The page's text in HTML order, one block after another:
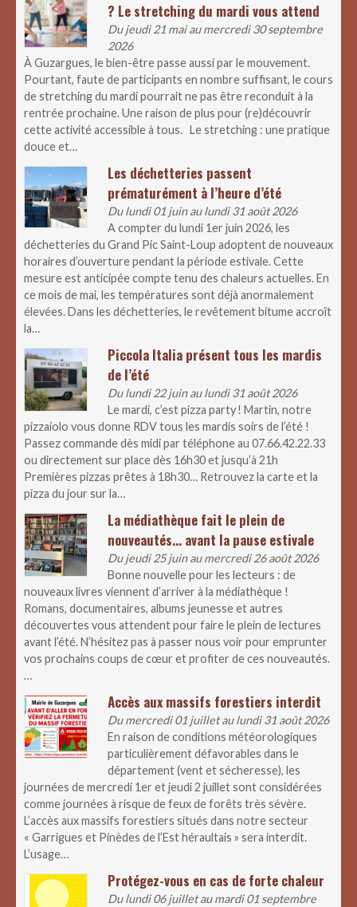
? Le stretching du mardi vous attend
Du jeudi 21 mai au mercredi 30 septembre
2026
À Guzargues, le bien-être passe aussi par le mouvement.
Pourtant, faute de participants en nombre suffisant, le cours
de stretching du mardi pourrait ne pas être reconduit à la
rentrée prochaine. Une raison de plus pour (re)découvrir
cette activité accessible à tous. Le stretching : une pratique
douce et…
Les déchetteries passent
prématurément à l’heure d’été
Du lundi 01 juin au lundi 31 août 2026
A compter du lundi 1er juin 2026, les
déchetteries du Grand Pic Saint-Loup adoptent de nouveaux
horaires d’ouverture pendant la période estivale. Cette
mesure est anticipée compte tenu des chaleurs actuelles. En
ce mois de mai, les températures sont déjà anormalement
élevées. Dans les déchetteries, le revêtement bitume accroît
la…
Piccola Italia présent tous les mardis
de l’été
Du lundi 22 juin au lundi 31 août 2026
Le mardi, c’est pizza party ! Martin, notre
pizzaiolo vous donne RDV tous les mardis soirs de l’été !
Passez commande dès midi par téléphone au 07.66.42.22.33
ou directement sur place dès 16h30 et jusqu’à 21h
Premières pizzas prêtes à 18h30… Retrouvez la carte et la
pizza du jour sur la…
La médiathèque fait le plein de
nouveautés… avant la pause estivale
Du jeudi 25 juin au mercredi 26 août 2026
Bonne nouvelle pour les lecteurs : de
nouveaux livres viennent d’arriver à la médiathèque !
Romans, documentaires, albums jeunesse et autres
découvertes vous attendent pour faire le plein de lectures
avant l’été. N’hésitez pas à passer nous voir pour emprunter
vos prochains coups de cœur et profiter de ces nouveautés.
…
Accès aux massifs forestiers interdit
Du mercredi 01 juillet au lundi 31 août 2026
En raison de conditions météorologiques
particulièrement défavorables dans le
département (vent et sécheresse), les
journées de mercredi 1er et jeudi 2 juillet sont considérées
comme journées à risque de feux de forêts très sévère.
L’accès aux massifs forestiers situés dans notre secteur
« Garrigues et Pinèdes de l’Est héraultais » sera interdit.
L’usage…
Protégez-vous en cas de forte chaleur
Du lundi 06 juillet au mardi 01 septembre